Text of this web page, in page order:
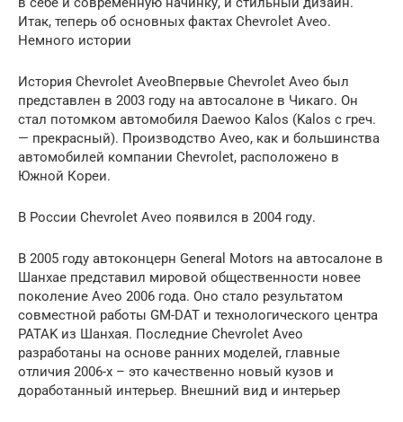
Итак, теперь об основных фактах Chevrolet Aveo.
Немного истории
История Chevrolet AveoВпервые Chevrolet Aveo был
представлен в 2003 году на автосалоне в Чикаго. Он
стал потомком автомобиля Daewoo Kalos (Kalos с греч.
— прекрасный). Производство Aveo, как и большинства
автомобилей компании Chevrolet, расположено в
Южной Кореи.
В России Chevrolet Aveo появился в 2004 году.
В 2005 году автоконцерн General Motors на автосалоне в
Шанхае представил мировой общественности новее
поколение Aveo 2006 года. Оно стало результатом
совместной работы GM-DAT и технологического центра
PATAK из Шанхая. Последние Chevrolet Aveo
разработаны на основе ранних моделей, главные
отличия 2006-х – это качественно новый кузов и
доработанный интерьер. Внешний вид и интерьер